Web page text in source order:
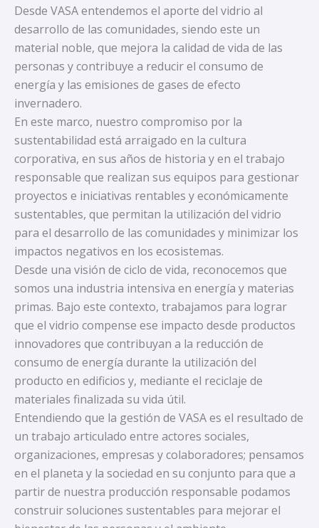
Desde VASA entendemos el aporte del vidrio al
desarrollo de las comunidades, siendo este un
material noble, que mejora la calidad de vida de las
personas y contribuye a reducir el consumo de
energía y las emisiones de gases de efecto
invernadero.
En este marco, nuestro compromiso por la
sustentabilidad está arraigado en la cultura
corporativa, en sus años de historia y en el trabajo
responsable que realizan sus equipos para gestionar
proyectos e iniciativas rentables y económicamente
sustentables, que permitan la utilización del vidrio
para el desarrollo de las comunidades y minimizar los
impactos negativos en los ecosistemas.
Desde una visión de ciclo de vida, reconocemos que
somos una industria intensiva en energía y materias
primas. Bajo este contexto, trabajamos para lograr
que el vidrio compense ese impacto desde productos
innovadores que contribuyan a la reducción de
consumo de energía durante la utilización del
producto en edificios y, mediante el reciclaje de
materiales finalizada su vida útil.
Entendiendo que la gestión de VASA es el resultado de
un trabajo articulado entre actores sociales,
organizaciones, empresas y colaboradores; pensamos
en el planeta y la sociedad en su conjunto para que a
partir de nuestra producción responsable podamos
construir soluciones sustentables para mejorar el